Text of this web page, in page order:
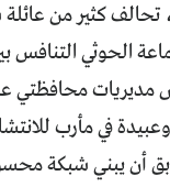
تحالف كثير من
الحوثي التنافس
مديريات محافظتي
في مأرب
أن يبني شبكة